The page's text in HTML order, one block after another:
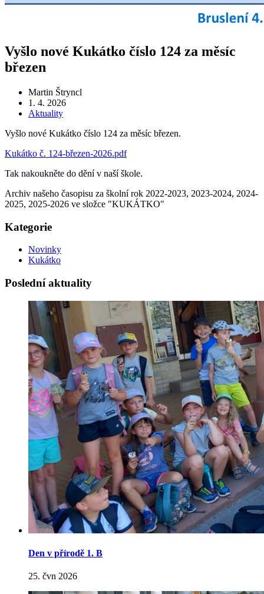
Vyšlo nové Kukátko číslo 124 za měsíc
březen
Martin Štryncl
1. 4. 2026
Aktuality
Vyšlo nové Kukátko číslo 124 za měsíc březen.
Kukátko č. 124-březen-2026.pdf
Tak nakoukněte do dění v naší škole.
Archiv našeho časopisu za školní rok 2022-2023, 2023-2024, 2024-
2025, 2025-2026 ve složce "KUKÁTKO"
Kategorie
Novinky
Kukátko
Poslední aktuality
Den v přírodě 1. B
25. čvn 2026